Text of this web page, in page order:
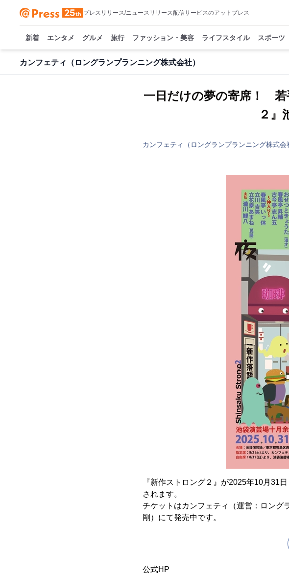
プレスリリース/ニュースリリース配信サービスのアットプレス
新着 エンタメ グルメ 旅行 ファッション・美容 ライフスタイル スポーツ
カンフェティ（ロングランプランニング株式会社）
一日だけの夢の寄席！ 若
２』
カンフェティ（ロングランプランニング株式会
『新作ストロング２』が2025年10月31
されます。
チケットはカンフェティ（運営：ロング
剛）にて発売中です。
公式HP